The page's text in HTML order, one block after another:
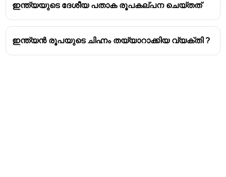
ഇന്ത്യയുടെ ദേശീയ പതാക രൂപകല്പന ചെയ്തത്
ഇന്ത്യൻ രൂപയുടെ ചിഹ്നം തയ്യാറാക്കിയ വ്യക്തി ?